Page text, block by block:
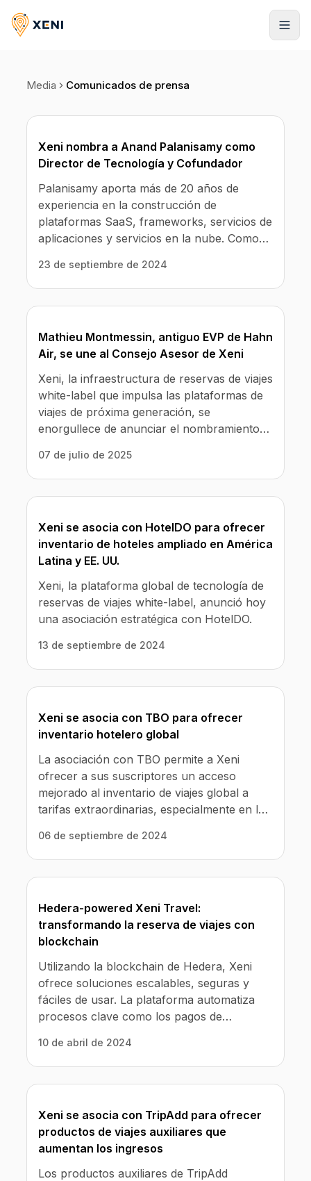
Registrarse
Media Comunicados de prensa
Xeni nombra a Anand Palanisamy como
Director de Tecnología y Cofundador
Palanisamy aporta más de 20 años de
experiencia en la construcción de
plataformas SaaS, frameworks, servicios de
aplicaciones y servicios en la nube. Como
de Xeni con una arquitectura simplificada
para mejorar la fiabilidad y reducir la
complejidad. La nueva arquitectura reducirá
clientes de venta de viajes como a
proveedores de inventario de viajes.
23 de septiembre de 2024
Mathieu Montmessin, antiguo EVP de Hahn
Air, se une al Consejo Asesor de Xeni
Xeni, la infraestructura de reservas de viajes
white-label que impulsa las plataformas de
viajes de próxima generación, se
enorgullece de anunciar el nombramiento
Vicepresidente Ejecutivo de Hahn Air, en su
Consejo Asesor.
07 de julio de 2025
Xeni se asocia con HotelDO para ofrecer
inventario de hoteles ampliado en América
Latina y EE. UU.
Xeni, la plataforma global de tecnología de
reservas de viajes white-label, anunció hoy
una asociación estratégica con HotelDO.
13 de septiembre de 2024
Xeni se asocia con TBO para ofrecer
inventario hotelero global
La asociación con TBO permite a Xeni
ofrecer a sus suscriptores un acceso
mejorado al inventario de viajes global a
tarifas extraordinarias, especialmente en la
06 de septiembre de 2024
Hedera-powered Xeni Travel:
transformando la reserva de viajes con
blockchain
Utilizando la blockchain de Hedera, Xeni
ofrece soluciones escalables, seguras y
fáciles de usar. La plataforma automatiza
procesos clave como los pagos de
10 de abril de 2024
Xeni se asocia con TripAdd para ofrecer
productos de viajes auxiliares que
aumentan los ingresos
Los productos auxiliares de TripAdd